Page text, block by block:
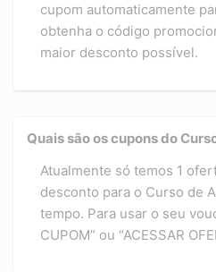
cupom automaticamente
obtenha o código
maior desconto possível.
Quais são os cupons do
Atualmente só temos 1
desconto para o Curso de
tempo. Para usar o seu
CUPOM” ou “ACESSAR